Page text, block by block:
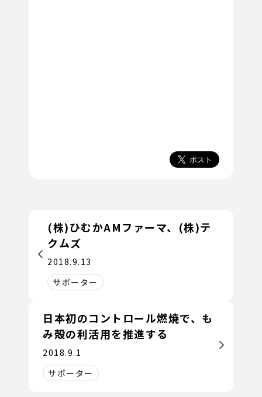
(株)ひむかAMファーマ、(株)テ
クムズ
2018.9.13
サポーター
日本初のコントロール燃焼で、も
み殻の利活用を推進する
2018.9.1
サポーター